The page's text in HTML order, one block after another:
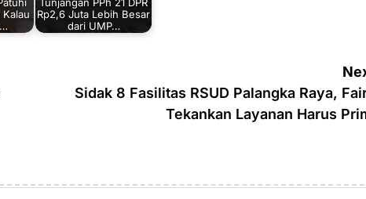
Rp2,6 Juta Lebih Besar
dari UMP…
Sidak 8 Fasilitas RSUD Palangka Raya,
Tekankan Layanan Harus